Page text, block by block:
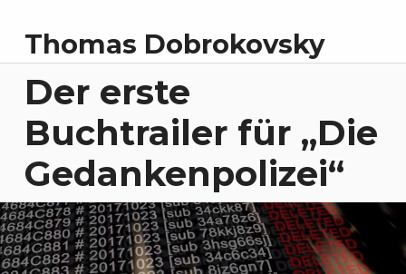
Thomas Dobrokovsky
Der erste
Buchtrailer für „Die
Gedankenpolizei“